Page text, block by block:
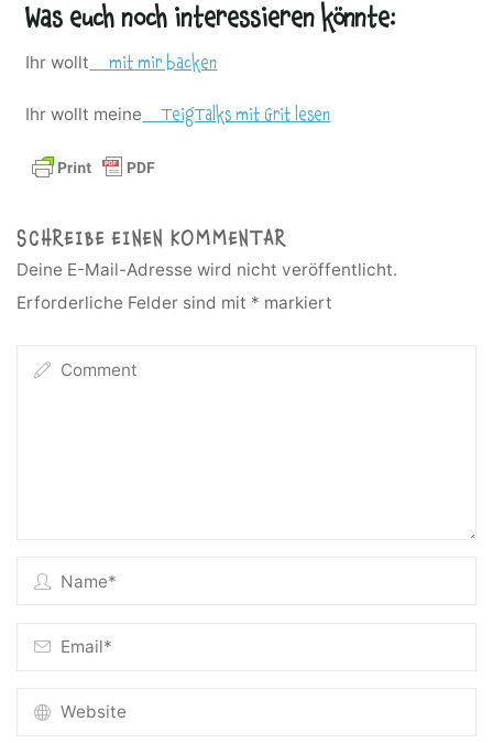
Was euch noch interessieren könnte:
Ihr wollt mit mir backen
Ihr wollt meine TeigTalks mit Grit lesen
SCHREIBE EINEN KOMMENTAR
Deine E-Mail-Adresse wird nicht veröffentlicht.
Erforderliche Felder sind mit * markiert